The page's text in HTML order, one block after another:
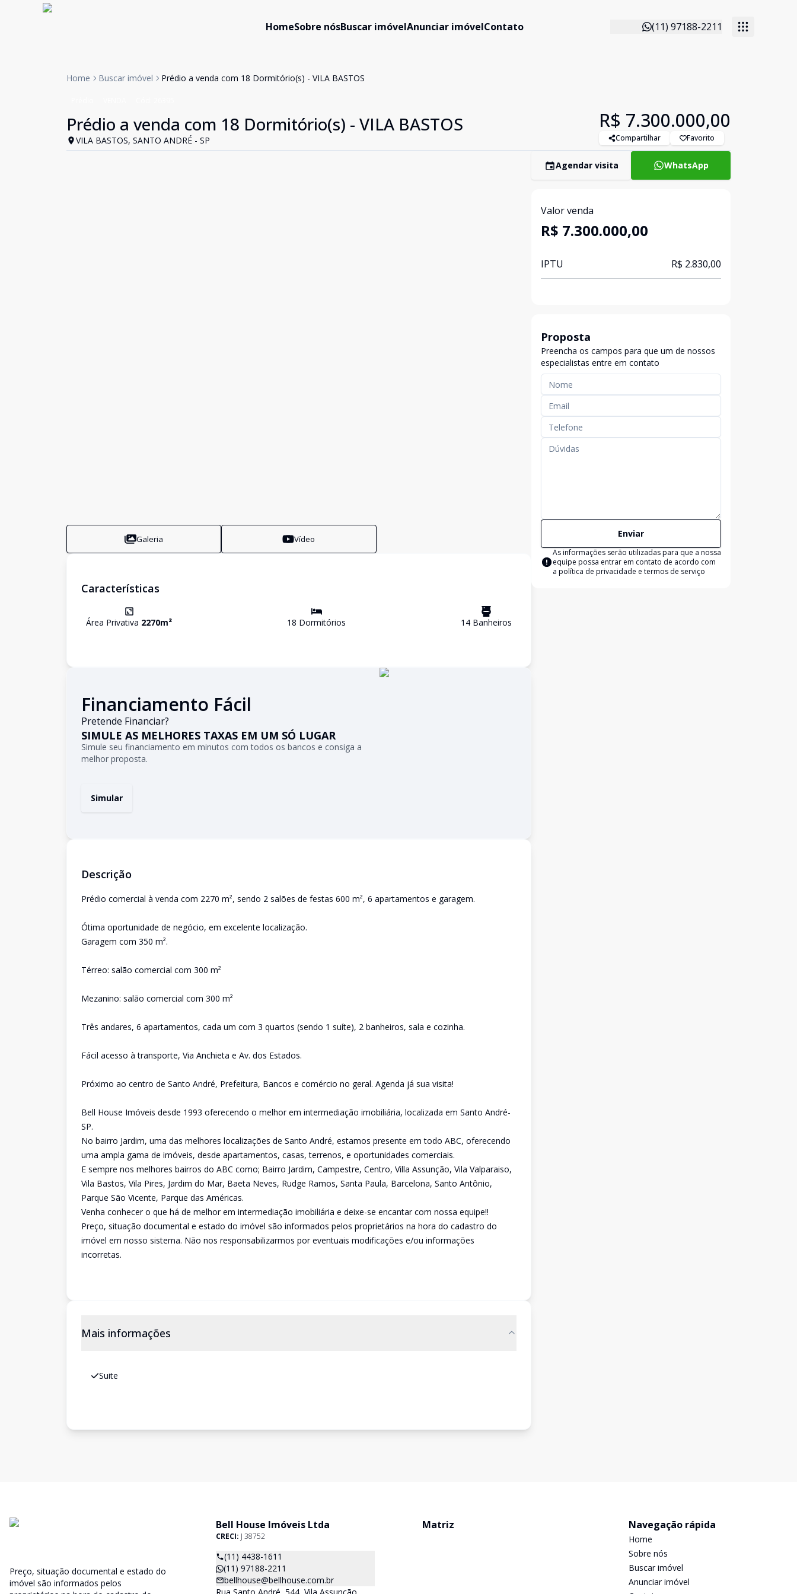
HomeSobre nósBuscar imóvelAnunciar imóvelContato (11) 97188-2211
Home Buscar imóvel Prédio a venda com 18 Dormitório(s) - VILA BASTOS
Prédio a venda com 18 Dormitório(s) - VILA BASTOS
VILA BASTOS, SANTO ANDRÉ - SP
R$ 7.300.000,00
Compartilhar Favorito
Galeria Vídeo
Características
Área Privativa 2270m² 18 Dormitórios 14 Banheiros
Financiamento Fácil
Pretende Financiar?
SIMULE AS MELHORES TAXAS EM UM SÓ LUGAR
Simule seu financiamento em minutos com todos os bancos e consiga a
melhor proposta.
Simular
Descrição
Prédio comercial à venda com 2270 m², sendo 2 salões de festas 600 m², 6 apartamentos e garagem.
Ótima oportunidade de negócio, em excelente localização.
Garagem com 350 m².
Térreo: salão comercial com 300 m²
Mezanino: salão comercial com 300 m²
Três andares, 6 apartamentos, cada um com 3 quartos (sendo 1 suíte), 2 banheiros, sala e cozinha.
Fácil acesso à transporte, Via Anchieta e Av. dos Estados.
Próximo ao centro de Santo André, Prefeitura, Bancos e comércio no geral. Agenda já sua visita!
Bell House Imóveis desde 1993 oferecendo o melhor em intermediação imobiliária, localizada em Santo André-
SP.
No bairro Jardim, uma das melhores localizações de Santo André, estamos presente em todo ABC, oferecendo
uma ampla gama de imóveis, desde apartamentos, casas, terrenos, e oportunidades comerciais.
E sempre nos melhores bairros do ABC como; Bairro Jardim, Campestre, Centro, Villa Assunção, Vila Valparaiso,
Vila Bastos, Vila Pires, Jardim do Mar, Baeta Neves, Rudge Ramos, Santa Paula, Barcelona, Santo Antônio,
Parque São Vicente, Parque das Américas.
Venha conhecer o que há de melhor em intermediação imobiliária e deixe-se encantar com nossa equipe!!
Preço, situação documental e estado do imóvel são informados pelos proprietários na hora do cadastro do
imóvel em nosso sistema. Não nos responsabilizarmos por eventuais modificações e/ou informações
incorretas.
Mais informações
Suite
Agendar visita WhatsApp
Valor venda
R$ 7.300.000,00
IPTU R$ 2.830,00
Proposta
Preencha os campos para que um de nossos
especialistas entre em contato
Enviar
As informações serão utilizadas para que a nossa
equipe possa entrar em contato de acordo com
a política de privacidade e termos de serviço
Preço, situação documental e estado do
imóvel são informados pelos
Bell House Imóveis Ltda
CRECI: J 38752
(11) 4438-1611
(11) 97188-2211
bellhouse@bellhouse.com.br
Matriz Navegação rápida
Home
Sobre nós
Buscar imóvel
Anunciar imóvel